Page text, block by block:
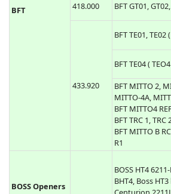
BFT 418.000 BFT GT01,
433.920
BFT TE01, TE02
BFT TE04 (
BFT MITTO 2,
MITTO-4A,
BFT MITTO4
BFT TRC 1, TRC
BFT MITTO B
R1
BOSS Openers
BOSS HT4
BHT4, Boss